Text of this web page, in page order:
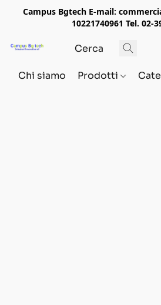
Campus Bgtech E-mail:
10221740961 Tel. 02-
Chi siamo Prodotti